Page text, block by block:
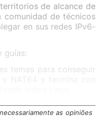
de alcance de
comunidad de técnicos
en sus redes IPv6-
guías:
temas para conseguir
as opiniões